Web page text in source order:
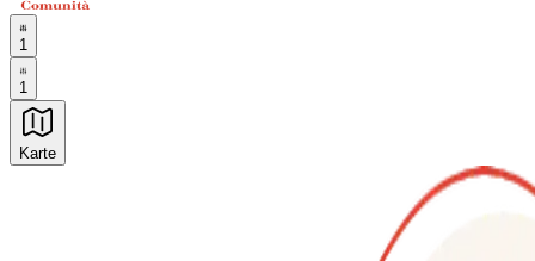
1
1
Karte
Unvergessliche kulinarische Erlebnisse: